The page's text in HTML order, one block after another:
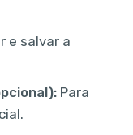
e salvar a
Para